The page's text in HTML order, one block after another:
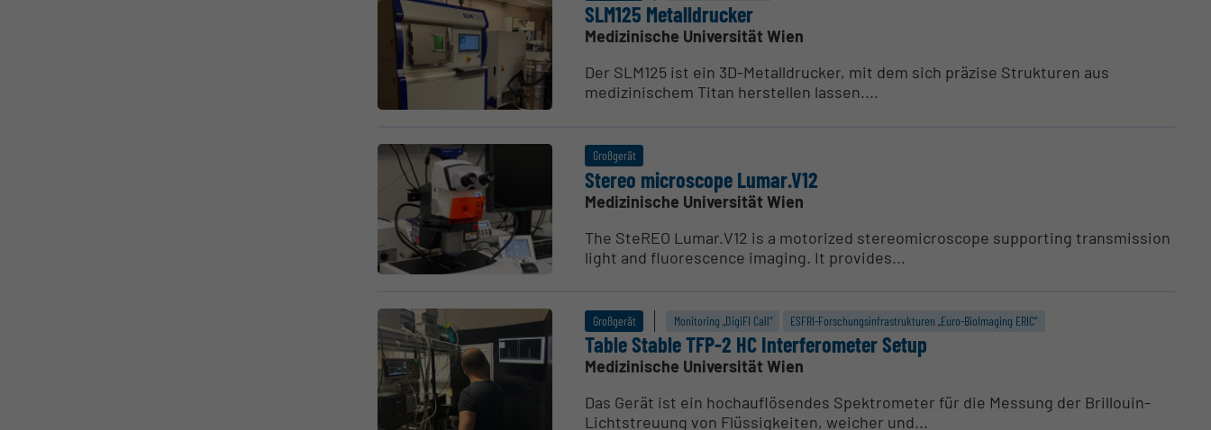
SLM125 Metall­drucker
Medizinische Universität Wien
Der SLM125 ist ein 3D-Metalldrucker, mit dem sich präzise Strukturen aus
medizinischem Titan herstellen lassen....
Großgerät
Stereo micro­scope Lumar.V12
Medizinische Universität Wien
The SteREO Lumar.V12 is a motorized stereomicroscope supporting transmission
light and fluorescence imaging. It provides...
Großgerät Monitoring „DigiFI Call“ ESFRI-Forschungs­infrastrukturen „Euro-BioImaging ERIC“
Table Stable TFP-2 HC Inter­fe­ro­meter Setup
Medizinische Universität Wien
Das Gerät ist ein hochauflösendes Spektrometer für die Messung der Brillouin-
Lichtstreuung von Flüssigkeiten, weicher und...